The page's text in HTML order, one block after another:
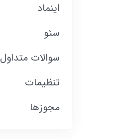
اینماد
سئو
سوالات متداول
تنظیمات
مجوزها